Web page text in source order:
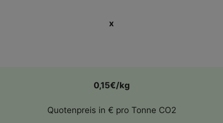
x
0,15€/kg
Quotenpreis in € pro Tonne CO2